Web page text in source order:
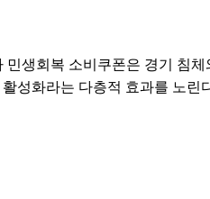
생회복 소비쿠폰은 경기 침
성화라는 다층적 효과를 노린